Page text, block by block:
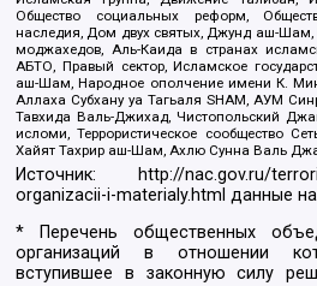
Общество социальных реформ,
наследия, Дом двух святых, Джунд аш-
моджахедов, Аль-Каида в странах
АБТО, Правый сектор, Исламское
аш-Шам, Народное ополчение имени К.
Аллаха Субхану уа Тагьаля SHAM, АУМ
Тавхида Валь-Джихад, Чистопольский
исломи, Террористическое сообщество
Хайят Тахрир аш-Шам, Ахлю Сунна Валь
Источник:
http://nac.gov.ru/
organizacii-i-materialy.html данные
* Перечень общественных
организаций в отношении
вступившее в законную силу